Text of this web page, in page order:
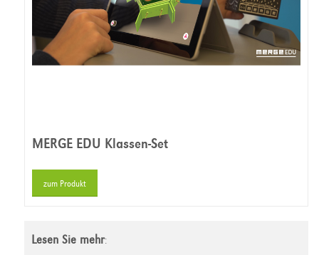
MERGE EDU Klassen-Set
zum Produkt
Lesen Sie mehr: